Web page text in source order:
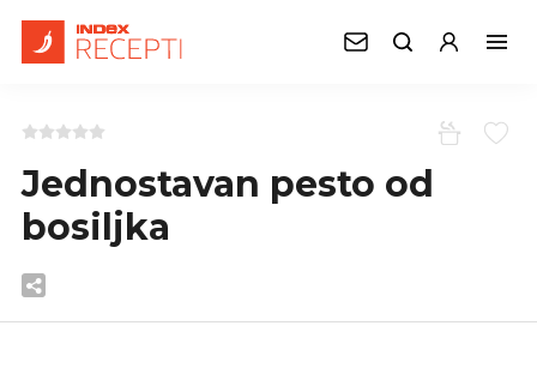
Jednostavan pesto od
bosiljka